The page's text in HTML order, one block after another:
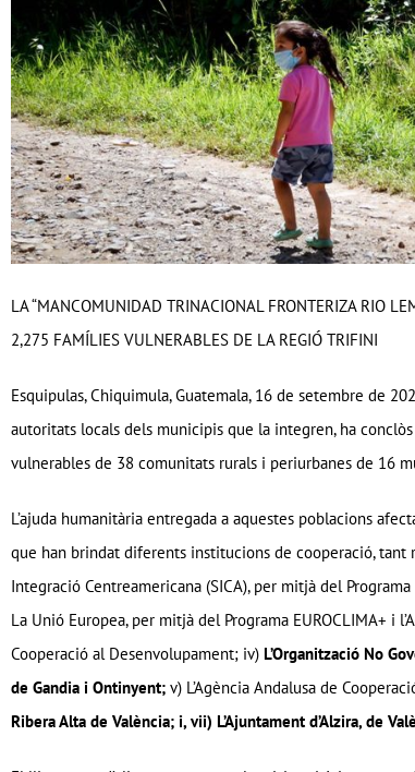
LA “MANCOMUNIDAD TRINACIONAL FRONTERIZA RIO
2,275 FAMÍLIES VULNERABLES DE LA REGIÓ TRIFINI
Esquipulas, Chiquimula, Guatemala, 16 de setembre de
autoritats locals dels municipis que la integren, ha
vulnerables de 38 comunitats rurals i periurbanes de 16
L’ajuda humanitària entregada a aquestes poblacions
que han brindat diferents institucions de cooperació,
Integració Centreamericana (SICA), per mitjà del
La Unió Europea, per mitjà del Programa EUROCLIMA+ i
Cooperació al Desenvolupament; iv) L’Organització No
de Gandia i Ontinyent; v) L’Agència Andalusa de
Ribera Alta de València; i, vii) L’Ajuntament d’Alzira, de